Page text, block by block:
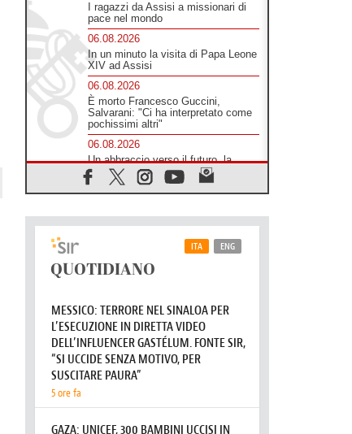
I ragazzi da Assisi a missionari di
pace nel mondo
06.08.2026
In un minuto la visita di Papa Leone
XIV ad Assisi
06.08.2026
È morto Francesco Guccini,
Salvarani: "Ci ha interpretato come
pochissimi altri"
06.08.2026
Un abbraccio verso il futuro, la
grande festa del Papa e dei giovani
ad Assisi
Il grazie dei giovani al Papa: "Oggi
ci sentiamo Chiesa"
Leone XIV: la rivoluzione del
Vangelo abbatte i muri che
06.08.2026
Fra Marco Vianelli: alla scuola di
san Francesco per imparare il
Vangelo della pace
06.08.2026
Hiroshima, ad 81 anni dalla bomba
mondiale
06.08.2026